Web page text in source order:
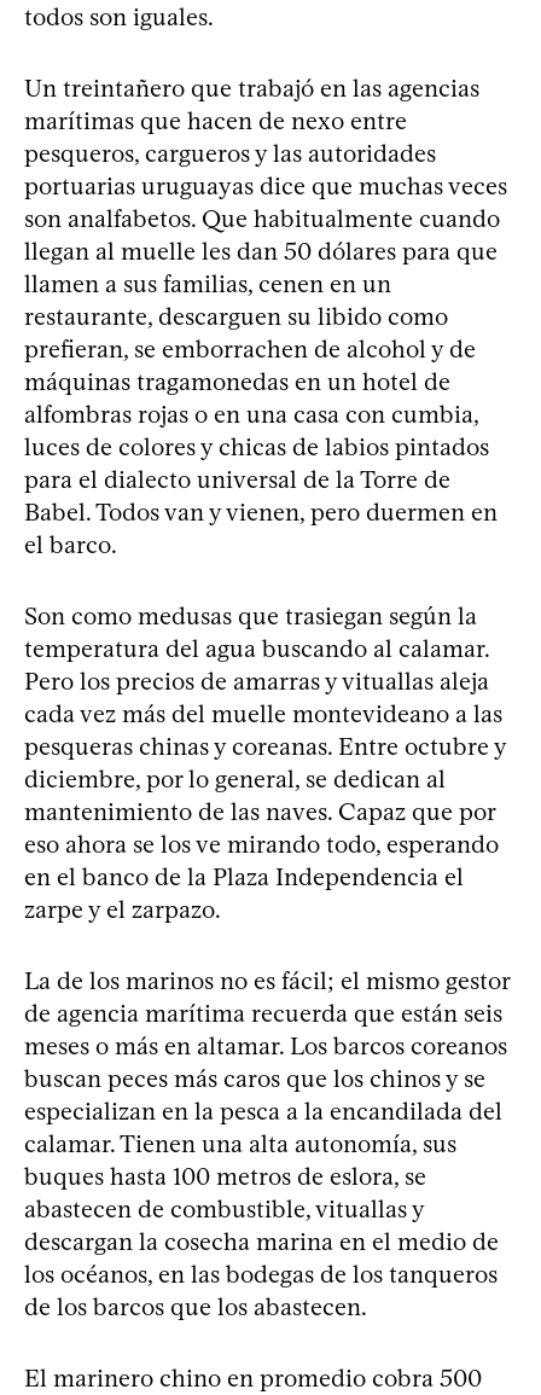
todos son iguales.
Un treintañero que trabajó en las agencias
marítimas que hacen de nexo entre
pesqueros, cargueros y las autoridades
portuarias uruguayas dice que muchas veces
son analfabetos. Que habitualmente cuando
llegan al muelle les dan 50 dólares para que
llamen a sus familias, cenen en un
restaurante, descarguen su libido como
prefieran, se emborrachen de alcohol y de
máquinas tragamonedas en un hotel de
alfombras rojas o en una casa con cumbia,
luces de colores y chicas de labios pintados
para el dialecto universal de la Torre de
Babel. Todos van y vienen, pero duermen en
el barco.
Son como medusas que trasiegan según la
temperatura del agua buscando al calamar.
Pero los precios de amarras y vituallas aleja
cada vez más del muelle montevideano a las
pesqueras chinas y coreanas. Entre octubre y
diciembre, por lo general, se dedican al
mantenimiento de las naves. Capaz que por
eso ahora se los ve mirando todo, esperando
en el banco de la Plaza Independencia el
zarpe y el zarpazo.
La de los marinos no es fácil; el mismo gestor
de agencia marítima recuerda que están seis
meses o más en altamar. Los barcos coreanos
buscan peces más caros que los chinos y se
especializan en la pesca a la encandilada del
calamar. Tienen una alta autonomía, sus
buques hasta 100 metros de eslora, se
abastecen de combustible, vituallas y
descargan la cosecha marina en el medio de
los océanos, en las bodegas de los tanqueros
de los barcos que los abastecen.
El marinero chino en promedio cobra 500